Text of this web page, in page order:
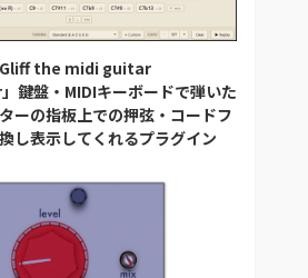
Gliff the midi guitar
鍵盤・MIDIキーボードで弾いた
ーの指板上での押弦・コードフ
し表示してくれるプラグイン